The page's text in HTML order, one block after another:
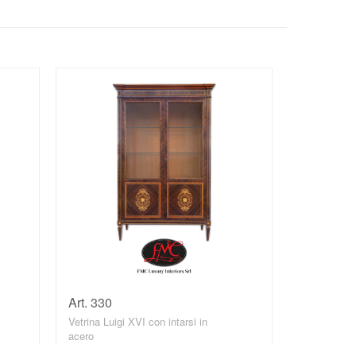
Art. 330
Vetrina Luigi XVI con intarsi in
acero